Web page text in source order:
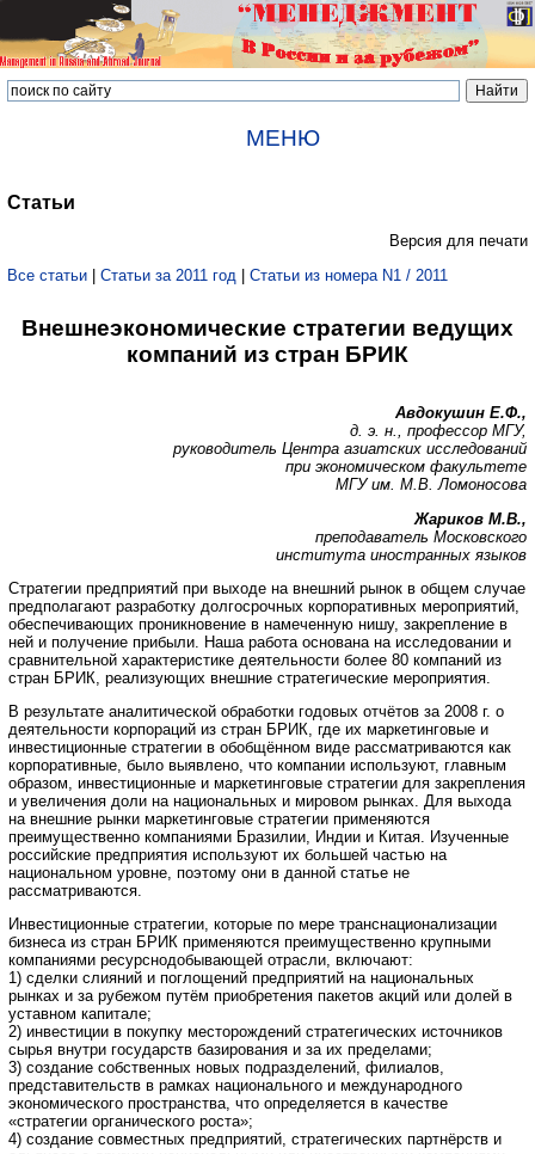
МЕНЮ
Статьи
Версия для печати
Все статьи | Статьи за 2011 год | Статьи из номера N1 / 2011
Внешнеэкономические стратегии ведущих
компаний из стран БРИК
Авдокушин Е.Ф.,
д. э. н., профессор МГУ,
руководитель Центра азиатских исследований
при экономическом факультете
МГУ им. М.В. Ломоносова
Жариков М.В.,
преподаватель Московского
института иностранных языков
Стратегии предприятий при выходе на внешний рынок в общем случае
предполагают разработку долгосрочных корпоративных мероприятий,
обеспечивающих проникновение в намеченную нишу, закрепление в
ней и получение прибыли. Наша работа основана на исследовании и
сравнительной характеристике деятельности более 80 компаний из
стран БРИК, реализующих внешние стратегические мероприятия.
В результате аналитической обработки годовых отчётов за 2008 г. о
деятельности корпораций из стран БРИК, где их маркетинговые и
инвестиционные стратегии в обобщённом виде рассматриваются как
корпоративные, было выявлено, что компании используют, главным
образом, инвестиционные и маркетинговые стратегии для закрепления
и увеличения доли на национальных и мировом рынках. Для выхода
на внешние рынки маркетинговые стратегии применяются
преимущественно компаниями Бразилии, Индии и Китая. Изученные
российские предприятия используют их большей частью на
национальном уровне, поэтому они в данной статье не
рассматриваются.
Инвестиционные стратегии, которые по мере транснационализации
бизнеса из стран БРИК применяются преимущественно крупными
компаниями ресурснодобывающей отрасли, включают:
1) сделки слияний и поглощений предприятий на национальных
рынках и за рубежом путём приобретения пакетов акций или долей в
уставном капитале;
2) инвестиции в покупку месторождений стратегических источников
сырья внутри государств базирования и за их пределами;
3) создание собственных новых подразделений, филиалов,
представительств в рамках национального и международного
экономического пространства, что определяется в качестве
«стратегии органического роста»;
4) создание совместных предприятий, стратегических партнёрств и